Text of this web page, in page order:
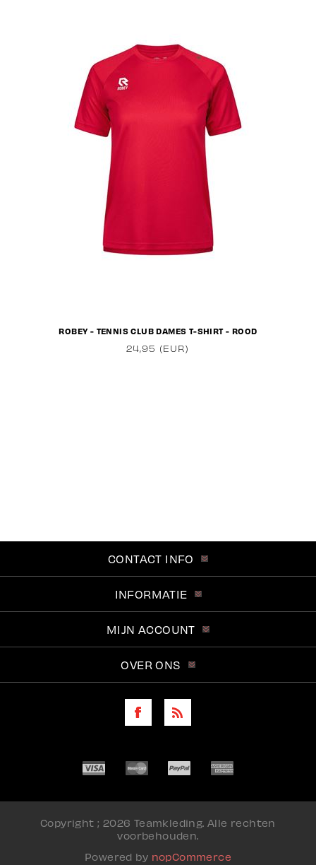
ROBEY - TENNIS CLUB DAMES T-SHIRT - ROOD
24,95 (EUR)
CONTACT INFO
INFORMATIE
MIJN ACCOUNT
OVER ONS
Copyright ; 2026 Teamkleding. Alle rechten
voorbehouden.
Powered by nopCommerce